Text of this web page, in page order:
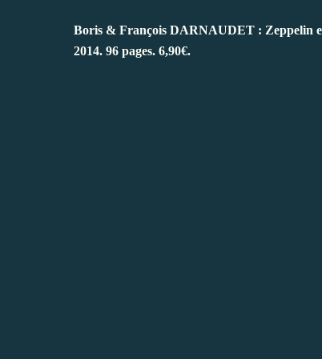
Boris & François DARNAUDET : Zeppelin
2014. 96 pages. 6,90€.